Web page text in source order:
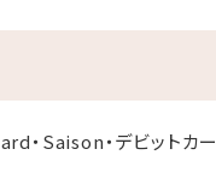
・Saison・デビットカー